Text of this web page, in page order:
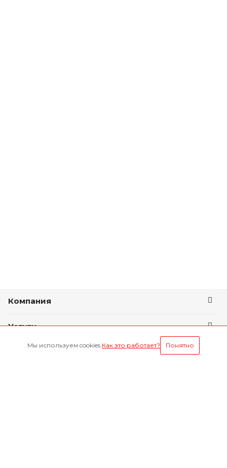
Компания
Услуги
Условия оплаты
Мы используем cookies.Как это работает? Понятно